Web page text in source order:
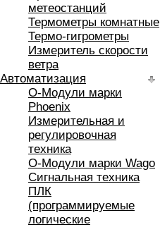
метеостанций
Термометры комнатные
Термо-гигрометры
Измеритель скорости
ветра
Автоматизация
O-Модули марки
Phoenix
Измерительная и
регулировочная
техника
O-Модули марки Wago
Сигнальная техника
ПЛК
(программируемые
логические